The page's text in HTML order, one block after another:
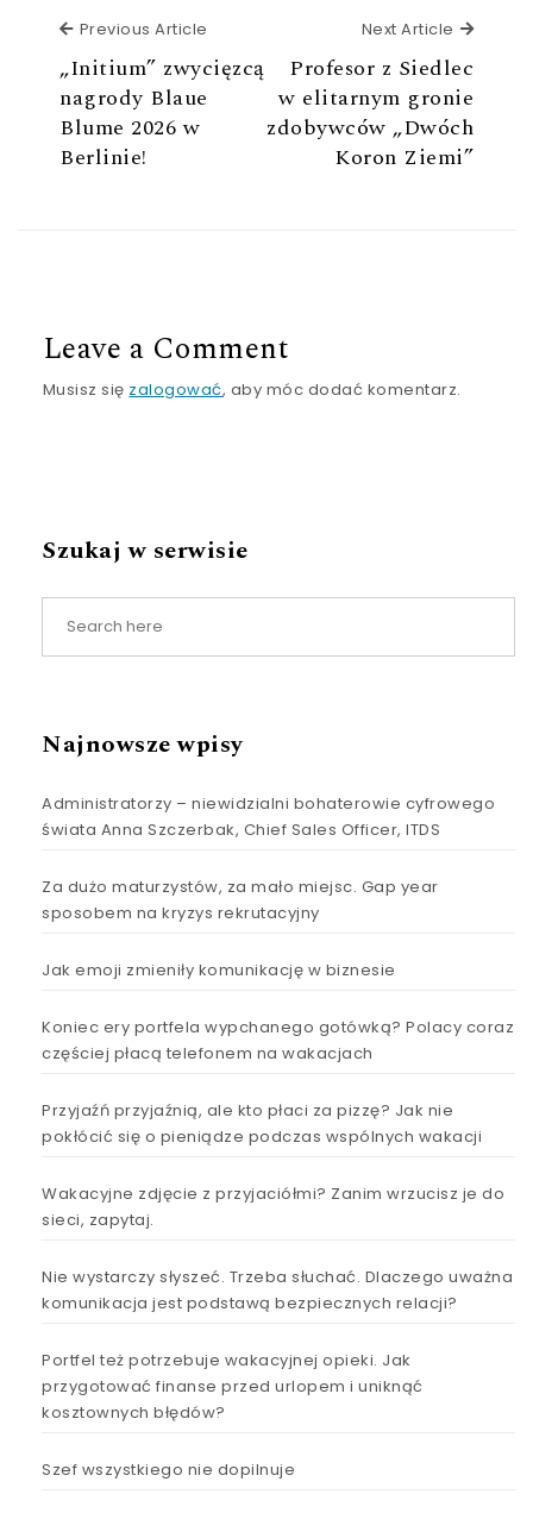
Previous Article
„Initium” zwycięzcą
nagrody Blaue
Blume 2026 w
Berlinie!
Next Article Next
Profesor z Siedlec
w elitarnym gronie
zdobywców „Dwóch
Koron Ziemi”
Leave a Comment
Musisz się zalogować, aby móc dodać komentarz.
Szukaj w serwisie
Najnowsze wpisy
Administratorzy – niewidzialni bohaterowie cyfrowego
świata Anna Szczerbak, Chief Sales Officer, ITDS
Za dużo maturzystów, za mało miejsc. Gap year
sposobem na kryzys rekrutacyjny
Jak emoji zmieniły komunikację w biznesie
Koniec ery portfela wypchanego gotówką? Polacy coraz
częściej płacą telefonem na wakacjach
Przyjaźń przyjaźnią, ale kto płaci za pizzę? Jak nie
pokłócić się o pieniądze podczas wspólnych wakacji
Wakacyjne zdjęcie z przyjaciółmi? Zanim wrzucisz je do
sieci, zapytaj.
Nie wystarczy słyszeć. Trzeba słuchać. Dlaczego uważna
komunikacja jest podstawą bezpiecznych relacji?
Portfel też potrzebuje wakacyjnej opieki. Jak
przygotować finanse przed urlopem i uniknąć
kosztownych błędów?
Szef wszystkiego nie dopilnuje